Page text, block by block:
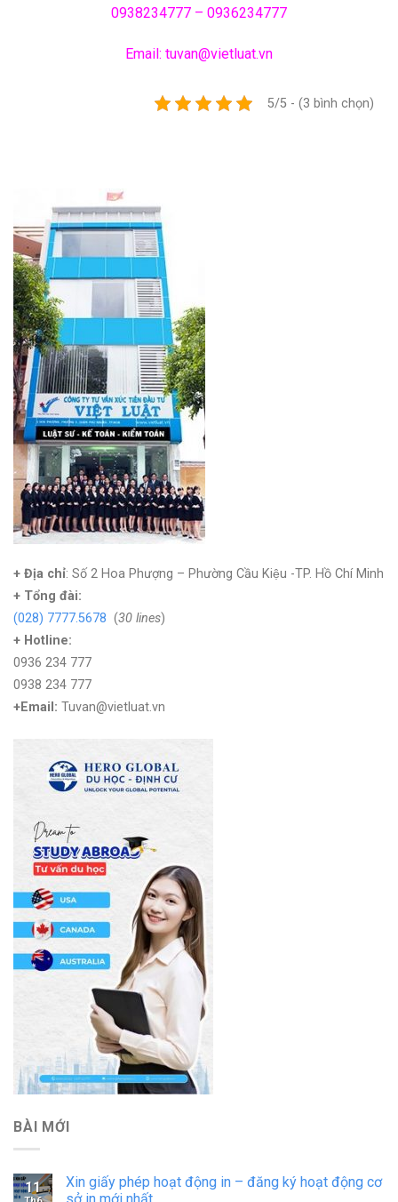
0938234777 – 0936234777
Email: tuvan@vietluat.vn
5/5 - (3 bình chọn)
+ Địa chỉ: Số 2 Hoa Phượng – Phường Cầu Kiệu -TP. Hồ Chí Minh
+ Tổng đài:
(028) 7777.5678 (30 lines)
+ Hotline:
0936 234 777
0938 234 777
+Email: Tuvan@vietluat.vn
BÀI MỚI
11
Xin giấy phép hoạt động in – đăng ký hoạt động cơ